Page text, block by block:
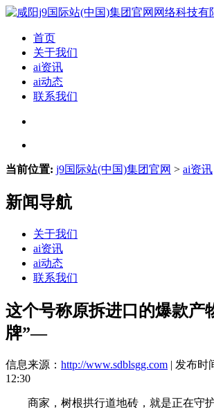
首页
关于我们
ai资讯
ai动态
联系我们
当前位置: j9国际站(中国)集团官网 > ai资讯
新闻导航
关于我们
ai资讯
ai动态
联系我们
这个号称原拆进口的爆款产
牌”—
信息来源： http://www.sdblsgg.com | 发布时
12:30
商家，树根拱行道地砖，就是正在守